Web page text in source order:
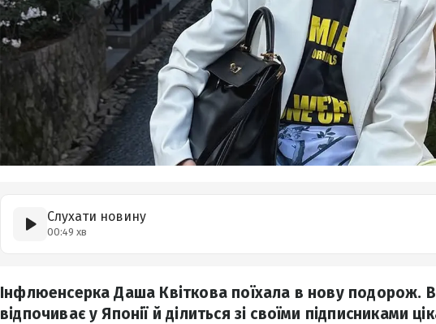
Слухати новину
00:49 хв
Інфлюенсерка Даша Квіткова поїхала в нову подорож.
відпочиває у Японії й ділиться зі своїми підписниками